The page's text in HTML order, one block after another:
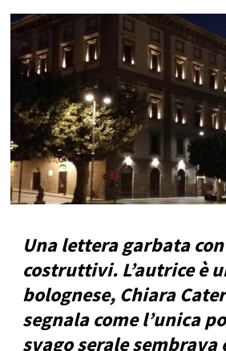
Una lettera garbata
costruttivi. L’autrice è
bolognese, Chiara
segnala come l’unica
svago serale sembrava